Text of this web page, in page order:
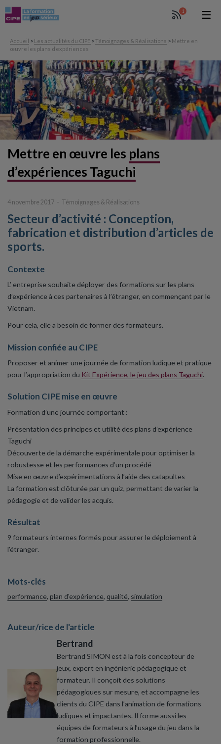
1
Accueil > Les actualités du CIPE > Témoignages & Réalisations > Mettre en
œuvre les plans d’expériences
Mettre en œuvre les plans
d’expériences Taguchi
4 novembre 2017 Témoignages & Réalisations
Secteur d’activité : Conception,
fabrication et distribution d’articles de
sports.
Contexte
L’ entreprise souhaite déployer des formations sur les plans
d’expérience à ces partenaires à l’étranger, en commençant par le
Vietnam.
Pour cela, elle a besoin de former des formateurs.
Mission confiée au CIPE
Proposer et animer une journée de formation ludique et pratique
pour l’appropriation du Kit Expérience, le jeu des plans Taguchi.
Solution CIPE mise en œuvre
Formation d’une journée comportant :
Présentation des principes et utilité des plans d’expérience
Taguchi
Découverte de la démarche expérimentale pour optimiser la
robustesse et les performances d’un procédé
Mise en œuvre d’expérimentations à l’aide des catapultes
La formation est clôturée par un quiz, permettant de varier la
pédagogie et de valider les acquis.
Résultat
9 formateurs internes formés pour assurer le déploiement à
l’étranger.
Mots-clés
performance, plan d'expérience, qualité, simulation
Auteur/rice de l'article
Bertrand
Bertrand SIMON est à la fois concepteur de
jeux, expert en ingénierie pédagogique et
formateur. Il conçoit des solutions
pédagogiques sur mesure, et accompagne les
clients du CIPE dans l’animation de formations
ludiques et impactantes. Il forme aussi les
équipes de formateurs à l’usage du jeu dans la
formation professionnelle.